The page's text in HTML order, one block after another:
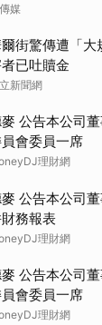
媒
街驚傳遭「
已吐贖金
新聞網
公告本公司
會委員一席
理財網
公告本公司
務報表
理財網
公告本公司
會委員一席
理財網